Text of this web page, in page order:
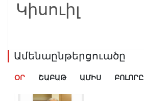
Կիսուիլ
Ամենաընթերցուածը
ՕՐ ՇԱԲԱԹ ԱՄԻՍ ԲՈԼՈՐԸ